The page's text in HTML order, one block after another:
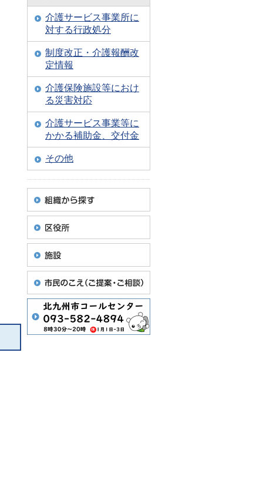
介護サービス事業所に
対する行政処分
制度改正・介護報酬改
定情報
介護保険施設等におけ
る災害対応
介護サービス事業等に
かかる補助金、交付金
その他